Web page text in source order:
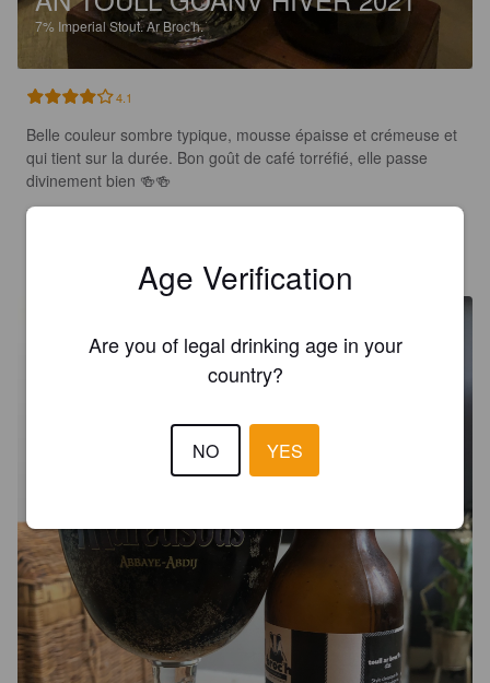
7% Imperial Stout.Ar Broc'h.
4.1
Belle couleur sombre typique, mousse épaisse et crémeuse et
qui tient sur la durée. Bon goût de café torréfié, elle passe
divinement bien 🍻🍻
Age Verification
Are you of legal drinking age in your
country?
NO YES